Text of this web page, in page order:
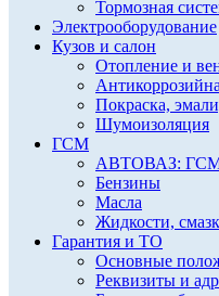
Тормозная
Электрооборудование
Кузов и салон
Отопление и
Покраска,
Шумоизоляция
ГСМ
АВТОВАЗ: ГСМ
Бензины
Масла
Жидкости,
Гарантия и ТО
Основные
Реквизиты и